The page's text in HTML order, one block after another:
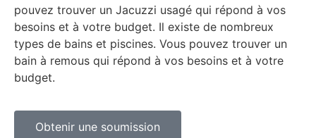
pouvez trouver un Jacuzzi usagé qui répond à vos
besoins et à votre budget. Il existe de nombreux
types de bains et piscines. Vous pouvez trouver un
bain à remous qui répond à vos besoins et à votre
budget.
Obtenir une soumission